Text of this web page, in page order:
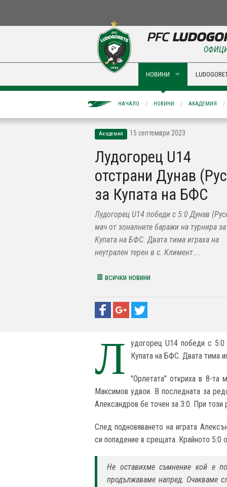
НОВИНИ
НАЧАЛО НОВИНИ АКАДЕМИЯ
Академия 15 септември 2023
Лудогорец U14
отстрани Дунав
за Купата на БФС
Лудогорец U14 победи с 5:0 Дунав
мач от зоналните баражи на турнира за
Купата на БФС. Двата тима играха на
неутрален терен в с. Климент....
всички новини
Л
удогорец U14 победи с
Купата на БФС. Двата тима
"Орлетата" откриха в 8-та
Максимов удвои. В последната за
Александров бе точен за 3:0. При този
След подновяването на играта
си попадение в срещата. Крайното
Не оставихме съмнение кой е
продължаваме напред. Очакваме